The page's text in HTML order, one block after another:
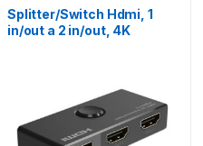
Splitter/Switch Hdmi, 1
in/out a 2 in/out, 4K